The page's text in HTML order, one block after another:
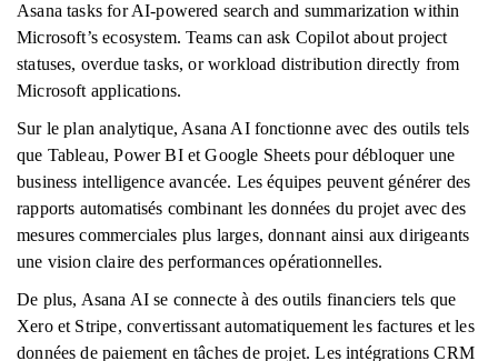
Asana tasks for AI-powered search and summarization within
Microsoft’s ecosystem. Teams can ask Copilot about project
statuses, overdue tasks, or workload distribution directly from
Microsoft applications.
Sur le plan analytique, Asana AI fonctionne avec des outils tels
que Tableau, Power BI et Google Sheets pour débloquer une
business intelligence avancée. Les équipes peuvent générer des
rapports automatisés combinant les données du projet avec des
mesures commerciales plus larges, donnant ainsi aux dirigeants
une vision claire des performances opérationnelles.
De plus, Asana AI se connecte à des outils financiers tels que
Xero et Stripe, convertissant automatiquement les factures et les
données de paiement en tâches de projet. Les intégrations CRM